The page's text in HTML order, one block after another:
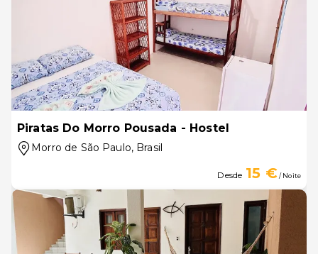
Piratas Do Morro Pousada - Hostel
Morro de São Paulo, Brasil
Desde 15 €/ Noite